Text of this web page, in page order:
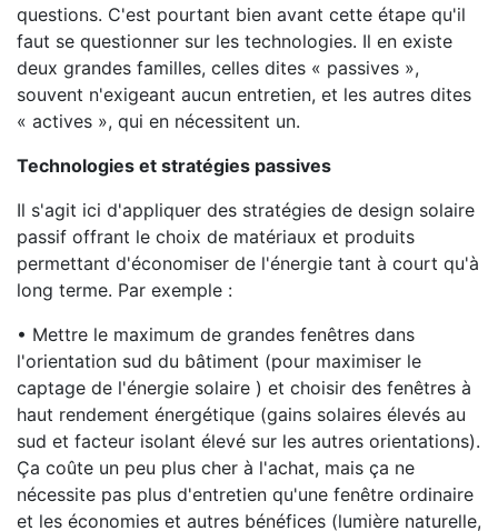
questions. C'est pourtant bien avant cette étape qu'il
faut se questionner sur les technologies. Il en existe
deux grandes familles, celles dites « passives »,
souvent n'exigeant aucun entretien, et les autres dites
« actives », qui en nécessitent un.
Technologies et stratégies passives
Il s'agit ici d'appliquer des stratégies de design solaire
passif offrant le choix de matériaux et produits
permettant d'économiser de l'énergie tant à court qu'à
long terme. Par exemple :
• Mettre le maximum de grandes fenêtres dans
l'orientation sud du bâtiment (pour maximiser le
captage de l'énergie solaire ) et choisir des fenêtres à
haut rendement énergétique (gains solaires élevés au
sud et facteur isolant élevé sur les autres orientations).
Ça coûte un peu plus cher à l'achat, mais ça ne
nécessite pas plus d'entretien qu'une fenêtre ordinaire
et les économies et autres bénéfices (lumière naturelle,